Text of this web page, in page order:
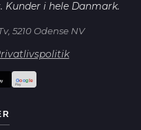
i hele Danmark.
5210 Odense NV
Google
Pay